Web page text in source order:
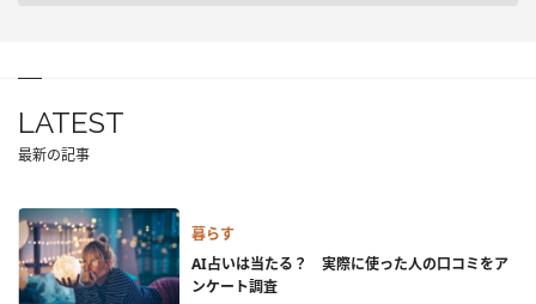
LATEST
最新の記事
暮らす
AI占いは当たる？ 実際に使った人の口コミをア
ンケート調査